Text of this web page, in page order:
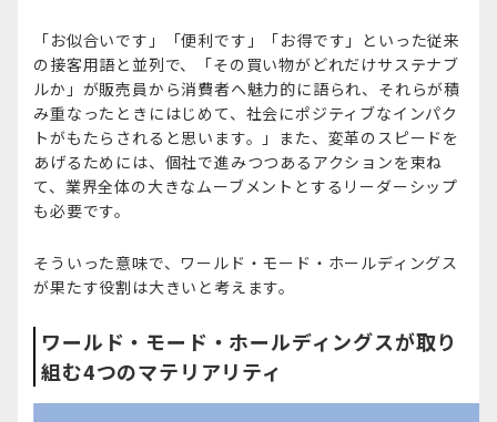
「お似合いです」「便利です」「お得です」といった従来
の接客用語と並列で、「その買い物がどれだけサステナブ
ルか」が販売員から消費者へ魅力的に語られ、それらが積
み重なったときにはじめて、社会にポジティブなインパク
トがもたらされると思います。」また、変革のスピードを
あげるためには、個社で進みつつあるアクションを束ね
て、業界全体の大きなムーブメントとするリーダーシップ
も必要です。
そういった意味で、ワールド・モード・ホールディングス
が果たす役割は大きいと考えます。
ワールド・モード・ホールディングスが取り
組む4つのマテリアリティ